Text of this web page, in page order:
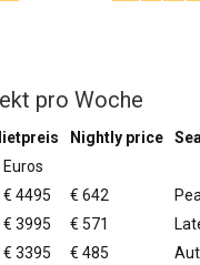
pro Woche
Nightly price
Euros
€ 4495 € 642
€ 3995 € 571
€ 3395 € 485